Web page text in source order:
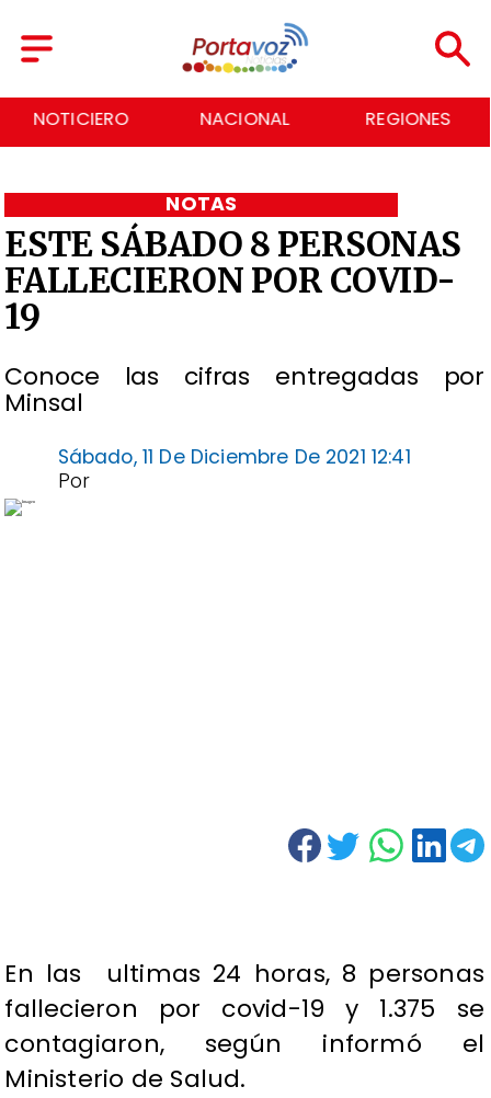
NOTICIERO NACIONAL REGIONES
ESTE SÁBADO 8 PERSONAS
FALLECIERON POR COVID-
19
Conoce las cifras entregadas por
Minsal
NOTAS
Sábado, 11 De Diciembre De 2021 12:41
Por
En las ultimas 24 horas, 8 personas
fallecieron por covid-19 y 1.375 se
contagiaron, según informó el
Ministerio de Salud.